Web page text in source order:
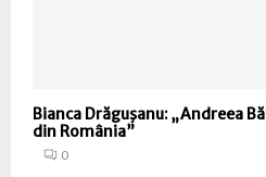
Bianca Drăguşanu: „Andreea
din România”
0